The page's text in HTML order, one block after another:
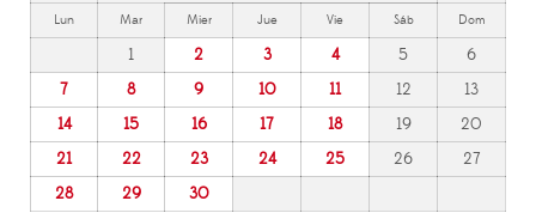
Lun Mar Mier Jue Vie Sáb Dom
1 2 3 4 5
6
7
8 9 10 11 12
13
14
15 16 17 18 19
20
21
22 23 24 25 26
27
28
29 30